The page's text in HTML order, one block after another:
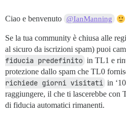
Ciao e benvenuto @IanManning
Se la tua community è chiusa alle
al sicuro da iscrizioni spam) puoi
fiducia predefinito in TL1 e
protezione dallo spam che TL0
richiede giorni visitati in
raggiungere, il che ti lascerebbe
di fiducia automatici rimanenti.